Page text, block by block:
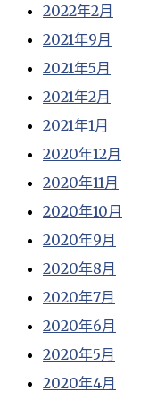
2022年2月
2021年9月
2021年5月
2021年2月
2021年1月
2020年12月
2020年11月
2020年10月
2020年9月
2020年8月
2020年7月
2020年6月
2020年5月
2020年4月